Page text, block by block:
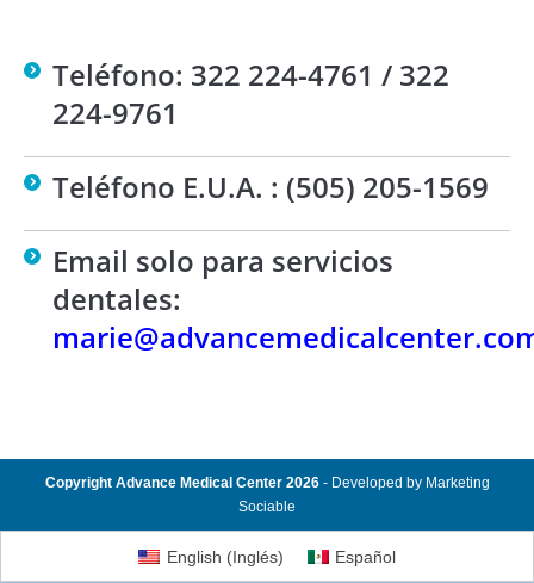
Teléfono: 322 224-4761 / 322
224-9761
Teléfono E.U.A. : (505) 205-1569
Email solo para servicios
dentales:
marie@
Copyright Advance Medical Center 2026- Developed by Marketing
Sociable
English (Inglés) Español